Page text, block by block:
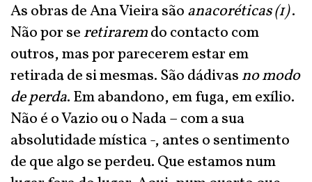
As obras de Ana Vieira sãoanacoréticas (1).
Não por seretiraremdo contacto com
outros, mas por parecerem estar em
retirada de si mesmas. São dádivasno modo
de perda. Em abandono, em fuga, em exílio.
Não é o Vazio ou o Nada – com a sua
absolutidade mística -, antes o sentimento
de que algo se perdeu. Que estamos num